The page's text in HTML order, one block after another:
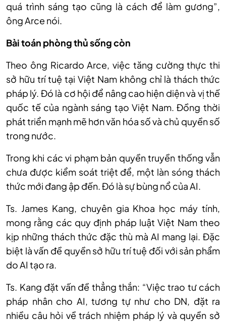
quá trình sáng tạo cũng là cách để làm gương”,
ông Arce nói.
Bài toán phòng thủ sống còn
Theo ông Ricardo Arce, việc tăng cường thực thi
sở hữu trí tuệ tại Việt Nam không chỉ là thách thức
pháp lý. Đó là cơ hội để nâng cao hiện diện và vị thế
quốc tế của ngành sáng tạo Việt Nam. Đồng thời
phát triển mạnh mẽ hơn văn hóa số và chủ quyền số
trong nước.
Trong khi các vi phạm bản quyền truyền thống vẫn
chưa được kiểm soát triệt để, một làn sóng thách
thức mới đang ập đến. Đó là sự bùng nổ của AI.
Ts. James Kang, chuyên gia Khoa học máy tính,
mong rằng các quy định pháp luật Việt Nam theo
kịp những thách thức đặc thù mà AI mang lại. Đặc
biệt là vấn đề quyền sở hữu trí tuệ đối với sản phẩm
do AI tạo ra.
Ts. Kang đặt vấn đề thẳng thắn: “Việc trao tư cách
pháp nhân cho AI, tương tự như cho DN, đặt ra
nhiều câu hỏi về trách nhiệm pháp lý và quyền sở